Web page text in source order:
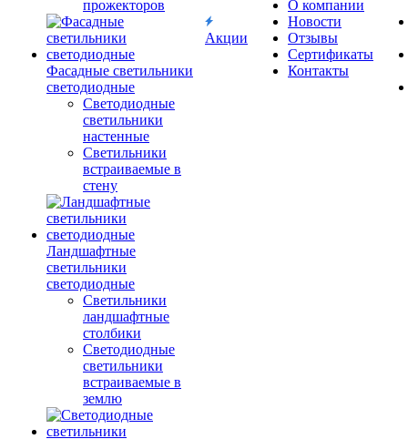
прожекторов
Фасадные светильники
светодиодные
Светодиодные
светильники
настенные
Светильники
встраиваемые в
стену
Ландшафтные
светильники
светодиодные
Светильники
ландшафтные
столбики
Светодиодные
светильники
встраиваемые в
землю
Акции
О компании
Новости
Отзывы
Сертификаты
Контакты